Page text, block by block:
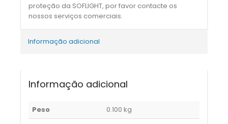
proteção da SOFLIGHT, por favor contacte os
nossos serviços comerciais.
Informação adicional
Informação adicional
Peso 0.100 kg